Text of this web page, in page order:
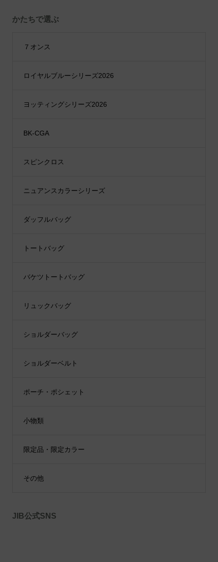
かたちで選ぶ
７オンス
ロイヤルブルーシリーズ2026
ヨッティングシリーズ2026
BK-CGA
スピンクロス
ニュアンスカラーシリーズ
ダッフルバッグ
トートバッグ
バケツトートバッグ
リュックバッグ
ショルダーバッグ
ショルダーベルト
ポーチ・ポシェット
小物類
限定品・限定カラー
その他
JIB公式SNS